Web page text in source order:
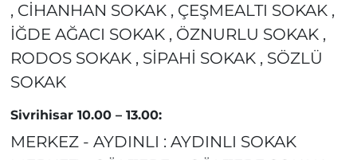
, CİHANHAN SOKAK , ÇEŞMEALTI SOKAK ,
İĞDE AĞACI SOKAK , ÖZNURLU SOKAK ,
RODOS SOKAK , SİPAHİ SOKAK , SÖZLÜ
SOKAK
Sivrihisar 10.00 – 13.00:
MERKEZ - AYDINLI : AYDINLI SOKAK